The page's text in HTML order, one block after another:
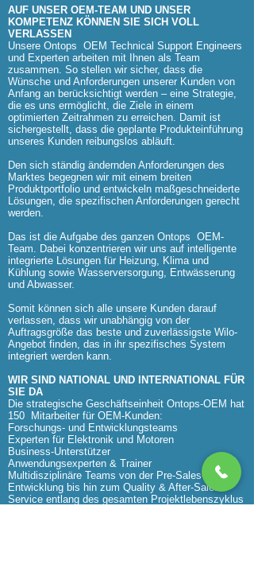
https://www.livechatalternative.com/
AUF UNSER OEM-TEAM UND UNSER
KOMPETENZ KÖNNEN SIE SICH VOLL
VERLASSEN
Unsere Ontops OEM Technical Support Engineers
und Experten arbeiten mit Ihnen als Team
zusammen. So stellen wir sicher, dass die
Wünsche und Anforderungen unserer Kunden von
Anfang an berücksichtigt werden – eine Strategie,
die es uns ermöglicht, die Ziele in einem
optimierten Zeitrahmen zu erreichen. Damit ist
sichergestellt, dass die geplante Produkteinführung
unseres Kunden reibungslos abläuft.
Den sich ständig ändernden Anforderungen des
Marktes begegnen wir mit einem breiten
Produktportfolio und entwickeln maßgeschneiderte
Lösungen, die spezifischen Anforderungen gerecht
werden.
Das ist die Aufgabe des ganzen Ontops OEM-
Team. Dabei konzentrieren wir uns auf intelligente
integrierte Lösungen für Heizung, Klima und
Kühlung sowie Wasserversorgung, Entwässerung
und Abwasser.
Somit können sich alle unsere Kunden darauf
verlassen, dass wir unabhängig von der
Auftragsgröße das beste und zuverlässigste Wilo-
Angebot finden, das in ihr spezifisches System
integriert werden kann.
WIR SIND NATIONAL UND INTERNATIONAL FÜR
SIE DA
Die strategische Geschäftseinheit Ontops-OEM hat
150
Mitarbeiter für OEM-Kunden:
Forschungs- und Entwicklungsteams
Experten für Elektronik und Motoren
Business-Unterstützer
Anwendungsexperten & Trainer
Multidisziplinäre Teams von der Pre-Sales-
Entwicklung bis hin zum Quality & After-Sales-
Service entlang des gesamten Projektlebenszyklus